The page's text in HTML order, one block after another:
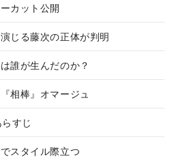
カット公開
じる藤次の正体が判明
は誰が生んだのか？
相棒』オマージュ
すじ
スタイル際立つ